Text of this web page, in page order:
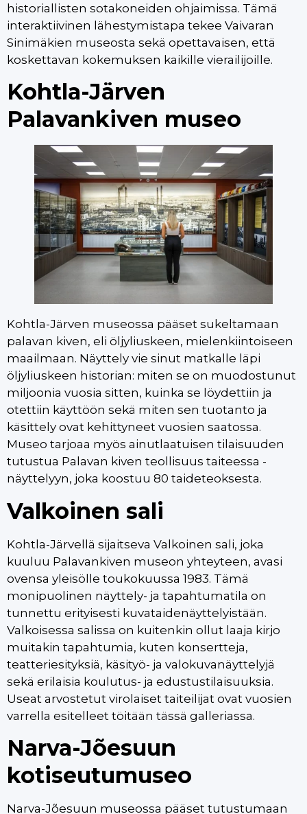
historiallisten sotakoneiden ohjaimissa. Tämä
interaktiivinen lähestymistapa tekee Vaivaran
Sinimäkien museosta sekä opettavaisen, että
koskettavan kokemuksen kaikille vierailijoille.
Kohtla-Järven
Palavankiven museo
Kohtla-Järven museossa pääset sukeltamaan
palavan kiven, eli öljyliuskeen, mielenkiintoiseen
maailmaan. Näyttely vie sinut matkalle läpi
öljyliuskeen historian: miten se on muodostunut
miljoonia vuosia sitten, kuinka se löydettiin ja
otettiin käyttöön sekä miten sen tuotanto ja
käsittely ovat kehittyneet vuosien saatossa.
Museo tarjoaa myös ainutlaatuisen tilaisuuden
tutustua Palavan kiven teollisuus taiteessa -
näyttelyyn, joka koostuu 80 taideteoksesta.
Valkoinen sali
Kohtla-Järvellä sijaitseva Valkoinen sali, joka
kuuluu Palavankiven museon yhteyteen, avasi
ovensa yleisölle toukokuussa 1983. Tämä
monipuolinen näyttely- ja tapahtumatila on
tunnettu erityisesti kuvataidenäyttelyistään.
Valkoisessa salissa on kuitenkin ollut laaja kirjo
muitakin tapahtumia, kuten konsertteja,
teatteriesityksiä, käsityö- ja valokuvanäyttelyjä
sekä erilaisia koulutus- ja edustustilaisuuksia.
Useat arvostetut virolaiset taiteilijat ovat vuosien
varrella esitelleet töitään tässä galleriassa.
Narva-Jõesuun
kotiseutumuseo
Narva-Jõesuun museossa pääset tutustumaan